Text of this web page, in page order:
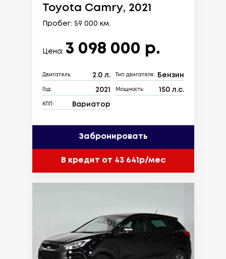
Toyota Camry, 2021
Пробег: 59 000 км.
Цена: 3 098 000 р.
Двигатель: 2.0 л. Тип двигателя: Бензин
Год: 2021 Мощность: 150 л.с.
КПП: Вариатор
Забронировать
В кредит от 43 641р/мес